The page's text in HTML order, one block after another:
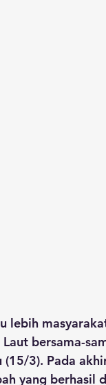
lebih
Laut bersama-
(15/3). Pada
yang berhasil